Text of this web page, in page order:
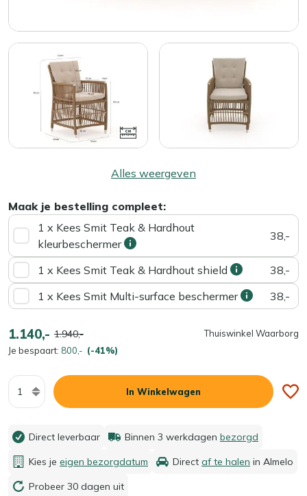
Alles weergeven
Maak je bestelling compleet:
1 x Kees Smit Teak & Hardhout
kleurbeschermer
38,-
1 x Kees Smit Teak & Hardhout shield
38,-
1 x Kees Smit Multi-surface beschermer
38,-
1.140,- 1.940,-
Je bespaart: 800,- (-41%)
Thuiswinkel Waarborg
Aantal
In Winkelwagen
Direct leverbaar Binnen 3 werkdagen bezorgd
Kies je eigen bezorgdatum Direct af te halen in Almelo
Probeer 30 dagen uit